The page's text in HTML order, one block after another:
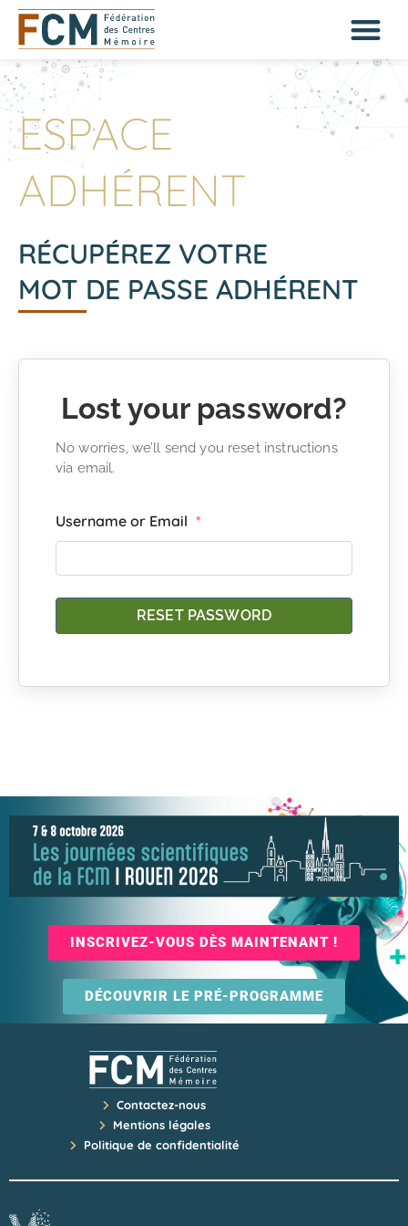
ESPACE
ADHÉRENT
RÉCUPÉREZ VOTRE
MOT DE PASSE ADHÉRENT
Lost your password?
No worries, we’ll send you reset instructions
via email.
Username or Email *
INSCRIVEZ-VOUS DÈS MAINTENANT !
DÉCOUVRIR LE PRÉ-PROGRAMME
Contactez-nous
Mentions légales
Politique de confidentialité